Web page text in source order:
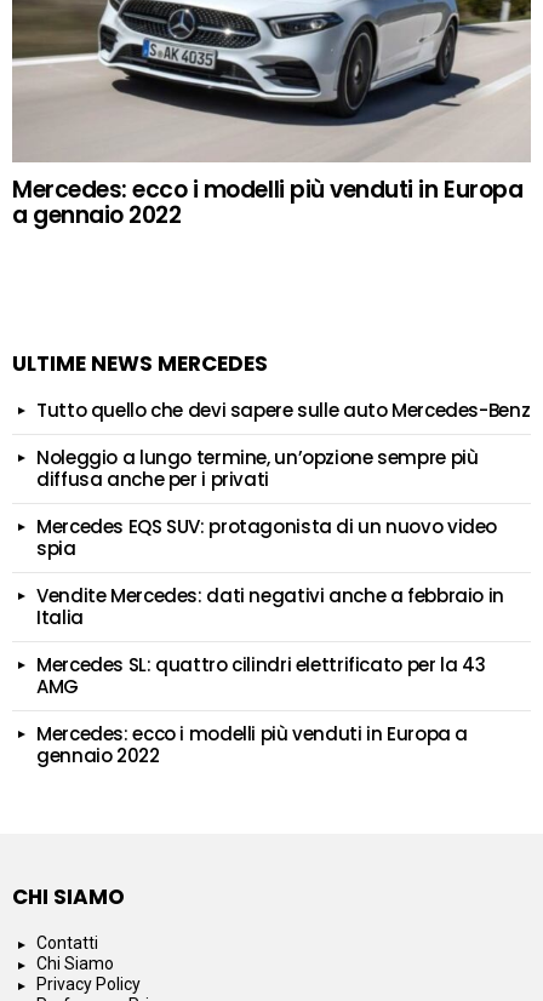
Mercedes: ecco i modelli più venduti in Europa
a gennaio 2022
ULTIME NEWS MERCEDES
Tutto quello che devi sapere sulle auto Mercedes-Benz
Noleggio a lungo termine, un’opzione sempre più
diffusa anche per i privati
Mercedes EQS SUV: protagonista di un nuovo video
spia
Vendite Mercedes: dati negativi anche a febbraio in
Italia
Mercedes SL: quattro cilindri elettrificato per la 43
AMG
Mercedes: ecco i modelli più venduti in Europa a
gennaio 2022
CHI SIAMO
Contatti
Chi Siamo
Privacy Policy